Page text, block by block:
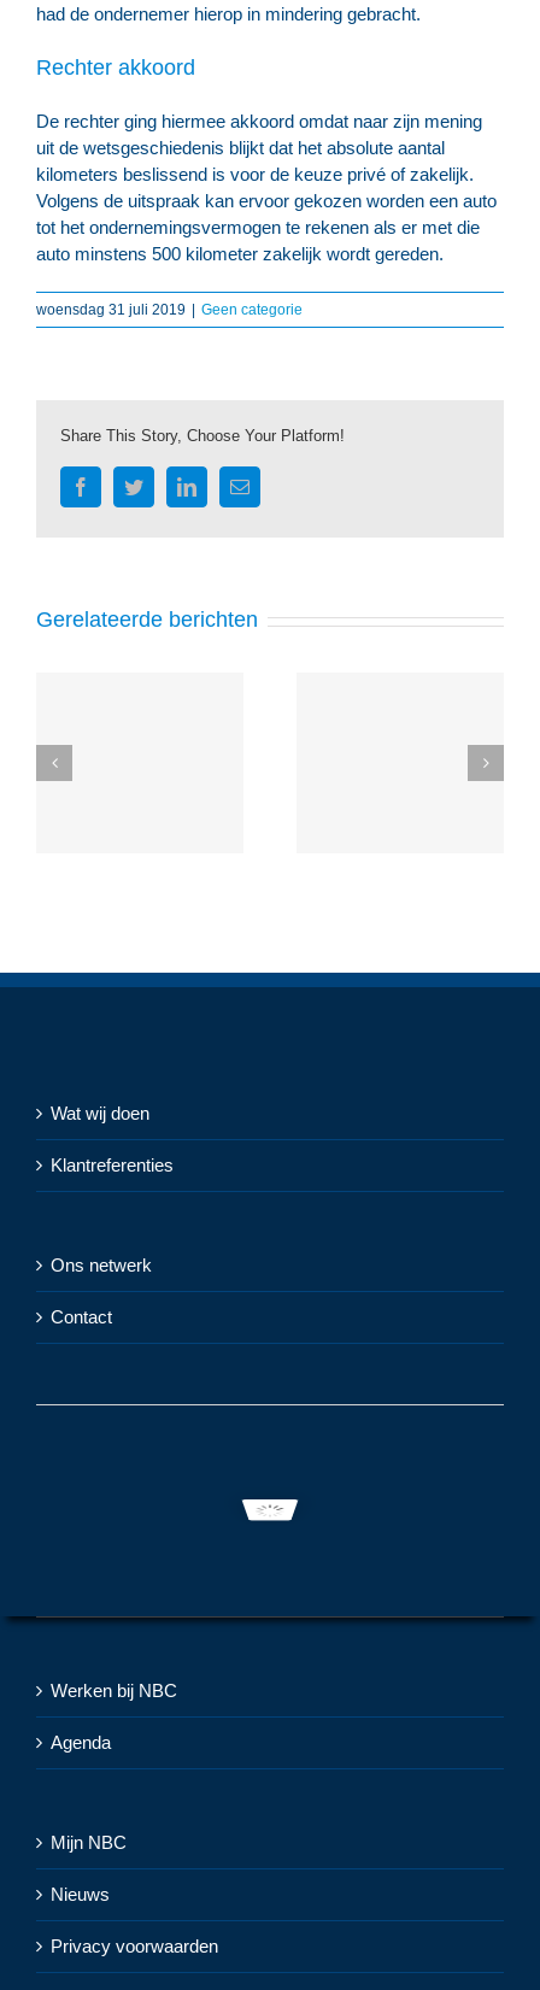
had de ondernemer hierop in mindering gebracht.
Rechter akkoord
De rechter ging hiermee akkoord omdat naar zijn mening
uit de wetsgeschiedenis blijkt dat het absolute aantal
kilometers beslissend is voor de keuze privé of zakelijk.
Volgens de uitspraak kan ervoor gekozen worden een auto
tot het ondernemingsvermogen te rekenen als er met die
auto minstens 500 kilometer zakelijk wordt gereden.
woensdag 31 juli 2019 Geen categorie
Share This Story, Choose Your Platform!
FacebookTwitterLinkedIn
E-
mail
Gerelateerde berichten
Wat wij doen
Klantreferenties
Ons netwerk
Contact
Werken bij NBC
Agenda
Mijn NBC
Nieuws
Privacy voorwaarden